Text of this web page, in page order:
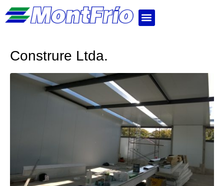
Construre Ltda.